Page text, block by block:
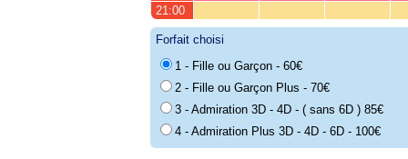
21:00
Forfait choisi
1 - Fille ou Garçon - 60€
2 - Fille ou Garçon Plus - 70€
3 - Admiration 3D - 4D - ( sans 6D ) 85€
4 - Admiration Plus 3D - 4D - 6D - 100€